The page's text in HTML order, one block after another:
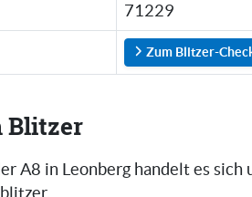
71229
Zum Blitzer-
Blitzer
A8 in Leonberg handelt es sich